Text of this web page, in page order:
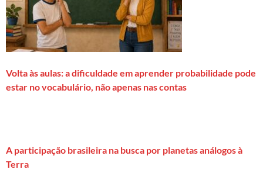
Volta às aulas: a dificuldade em aprender probabilidade pode
estar no vocabulário, não apenas nas contas
A participação brasileira na busca por planetas análogos à
Terra